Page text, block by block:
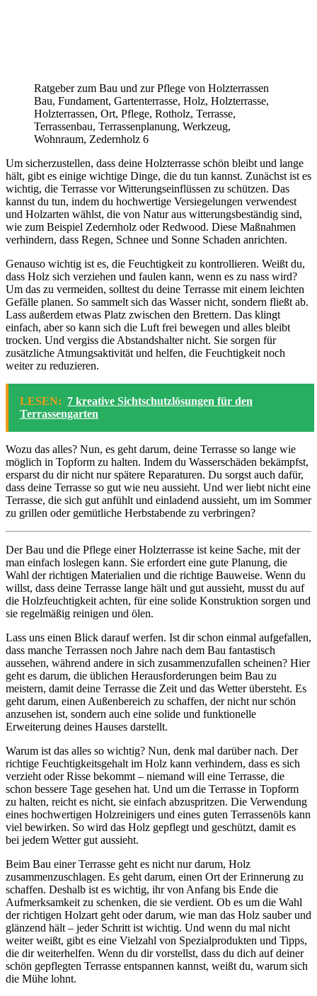
Ratgeber zum Bau und zur Pflege von Holzterrassen
Bau, Fundament, Gartenterrasse, Holz, Holzterrasse,
Holzterrassen, Ort, Pflege, Rotholz, Terrasse,
Terrassenbau, Terrassenplanung, Werkzeug,
Wohnraum, Zedernholz 6
Um sicherzustellen, dass deine Holzterrasse schön bleibt und lange
hält, gibt es einige wichtige Dinge, die du tun kannst. Zunächst ist es
wichtig, die Terrasse vor Witterungseinflüssen zu schützen. Das
kannst du tun, indem du hochwertige Versiegelungen verwendest
und Holzarten wählst, die von Natur aus witterungsbeständig sind,
wie zum Beispiel Zedernholz oder Redwood. Diese Maßnahmen
verhindern, dass Regen, Schnee und Sonne Schaden anrichten.
Genauso wichtig ist es, die Feuchtigkeit zu kontrollieren. Weißt du,
dass Holz sich verziehen und faulen kann, wenn es zu nass wird?
Um das zu vermeiden, solltest du deine Terrasse mit einem leichten
Gefälle planen. So sammelt sich das Wasser nicht, sondern fließt ab.
Lass außerdem etwas Platz zwischen den Brettern. Das klingt
einfach, aber so kann sich die Luft frei bewegen und alles bleibt
trocken. Und vergiss die Abstandshalter nicht. Sie sorgen für
zusätzliche Atmungsaktivität und helfen, die Feuchtigkeit noch
weiter zu reduzieren.
LESEN: 7 kreative Sichtschutzlösungen für den
Terrassengarten
Wozu das alles? Nun, es geht darum, deine Terrasse so lange wie
möglich in Topform zu halten. Indem du Wasserschäden bekämpfst,
ersparst du dir nicht nur spätere Reparaturen. Du sorgst auch dafür,
dass deine Terrasse so gut wie neu aussieht. Und wer liebt nicht eine
Terrasse, die sich gut anfühlt und einladend aussieht, um im Sommer
zu grillen oder gemütliche Herbstabende zu verbringen?
Der Bau und die Pflege einer Holzterrasse ist keine Sache, mit der
man einfach loslegen kann. Sie erfordert eine gute Planung, die
Wahl der richtigen Materialien und die richtige Bauweise. Wenn du
willst, dass deine Terrasse lange hält und gut aussieht, musst du auf
die Holzfeuchtigkeit achten, für eine solide Konstruktion sorgen und
sie regelmäßig reinigen und ölen.
Lass uns einen Blick darauf werfen. Ist dir schon einmal aufgefallen,
dass manche Terrassen noch Jahre nach dem Bau fantastisch
aussehen, während andere in sich zusammenzufallen scheinen? Hier
geht es darum, die üblichen Herausforderungen beim Bau zu
meistern, damit deine Terrasse die Zeit und das Wetter übersteht. Es
geht darum, einen Außenbereich zu schaffen, der nicht nur schön
anzusehen ist, sondern auch eine solide und funktionelle
Erweiterung deines Hauses darstellt.
Warum ist das alles so wichtig? Nun, denk mal darüber nach. Der
richtige Feuchtigkeitsgehalt im Holz kann verhindern, dass es sich
verzieht oder Risse bekommt – niemand will eine Terrasse, die
schon bessere Tage gesehen hat. Und um die Terrasse in Topform
zu halten, reicht es nicht, sie einfach abzuspritzen. Die Verwendung
eines hochwertigen Holzreinigers und eines guten Terrassenöls kann
viel bewirken. So wird das Holz gepflegt und geschützt, damit es
bei jedem Wetter gut aussieht.
Beim Bau einer Terrasse geht es nicht nur darum, Holz
zusammenzuschlagen. Es geht darum, einen Ort der Erinnerung zu
schaffen. Deshalb ist es wichtig, ihr von Anfang bis Ende die
Aufmerksamkeit zu schenken, die sie verdient. Ob es um die Wahl
der richtigen Holzart geht oder darum, wie man das Holz sauber und
glänzend hält – jeder Schritt ist wichtig. Und wenn du mal nicht
weiter weißt, gibt es eine Vielzahl von Spezialprodukten und Tipps,
die dir weiterhelfen. Wenn du dir vorstellst, dass du dich auf deiner
schön gepflegten Terrasse entspannen kannst, weißt du, warum sich
die Mühe lohnt.